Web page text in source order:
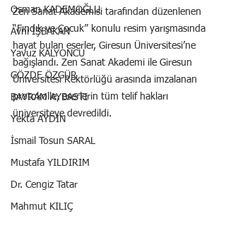
Osman KADEMOĞLU
Avni İŞBAKAN
Yavuz KALYONCU
GÖZDE ÖZGÜR
BAYRAM AYBASTI
Yekta AYDIN
İsmail Tosun SARAL
Mustafa YILDIRIM
Dr. Cengiz Tatar
Mahmut KILIÇ
Zen Sanat Akademisi tarafından düzenlenen
“Fındık ve Çocuk” konulu resim yarışmasında
hayat bulan eserler, Giresun Üniversitesi’ne
bağışlandı. Zen Sanat Akademi ile Giresun
Üniversitesi Rektörlüğü arasında imzalanan
protokolle, eserlerin tüm telif hakları
üniversiteye devredildi.